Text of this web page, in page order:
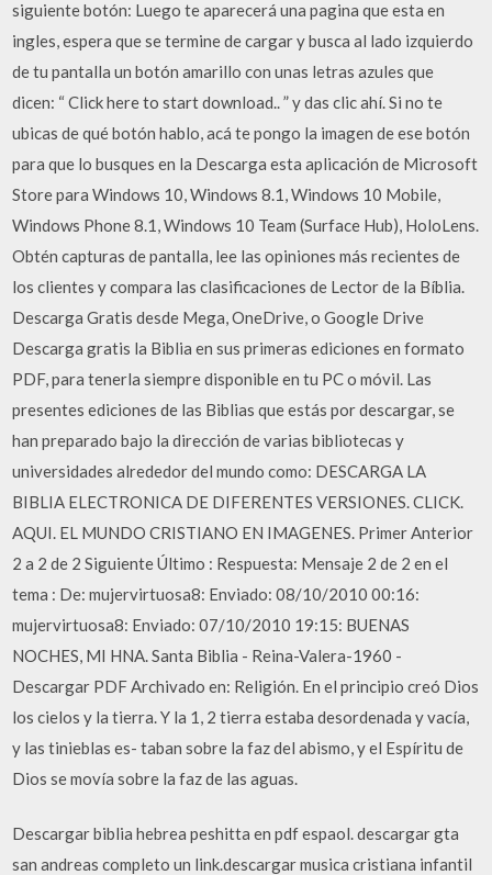
siguiente botón: Luego te aparecerá una pagina que esta en
ingles, espera que se termine de cargar y busca al lado izquierdo
de tu pantalla un botón amarillo con unas letras azules que
dicen: “ Click here to start download.. ” y das clic ahí. Si no te
ubicas de qué botón hablo, acá te pongo la imagen de ese botón
para que lo busques en la Descarga esta aplicación de Microsoft
Store para Windows 10, Windows 8.1, Windows 10 Mobile,
Windows Phone 8.1, Windows 10 Team (Surface Hub), HoloLens.
Obtén capturas de pantalla, lee las opiniones más recientes de
los clientes y compara las clasificaciones de Lector de la Bíblia.
Descarga Gratis desde Mega, OneDrive, o Google Drive
Descarga gratis la Biblia en sus primeras ediciones en formato
PDF, para tenerla siempre disponible en tu PC o móvil. Las
presentes ediciones de las Biblias que estás por descargar, se
han preparado bajo la dirección de varias bibliotecas y
universidades alrededor del mundo como: DESCARGA LA
BIBLIA ELECTRONICA DE DIFERENTES VERSIONES. CLICK.
AQUI. EL MUNDO CRISTIANO EN IMAGENES. Primer Anterior
2 a 2 de 2 Siguiente Último : Respuesta: Mensaje 2 de 2 en el
tema : De: mujervirtuosa8: Enviado: 08/10/2010 00:16:
mujervirtuosa8: Enviado: 07/10/2010 19:15: BUENAS
NOCHES, MI HNA. Santa Biblia - Reina-Valera-1960 -
Descargar PDF Archivado en: Religión. En el principio creó Dios
los cielos y la tierra. Y la 1, 2 tierra estaba desordenada y vacía,
y las tinieblas es- taban sobre la faz del abismo, y el Espíritu de
Dios se movía sobre la faz de las aguas.
Descargar biblia hebrea peshitta en pdf espaol. descargar gta
san andreas completo un link.descargar musica cristiana infantil